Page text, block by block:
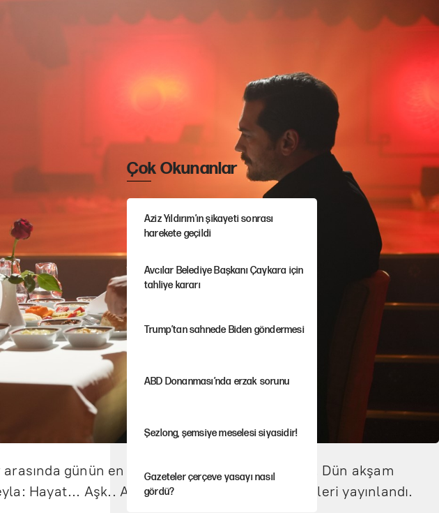
günün en çok izlenenini ortaya koyuyor. Dün akşam
Hayat... Aşk.. Adalet... dizilerinin yeni bölümleri yayınlandı.
Çok Okunanlar
Aziz Yıldırım’ın şikayeti sonrası
harekete geçildi
Avcılar Belediye Başkanı Çaykara için
tahliye kararı
Trump’tan sahnede Biden göndermesi
ABD Donanması’nda erzak sorunu
Şezlong, şemsiye meselesi siyasidir!
Gazeteler çerçeve yasayı nasıl
gördü?